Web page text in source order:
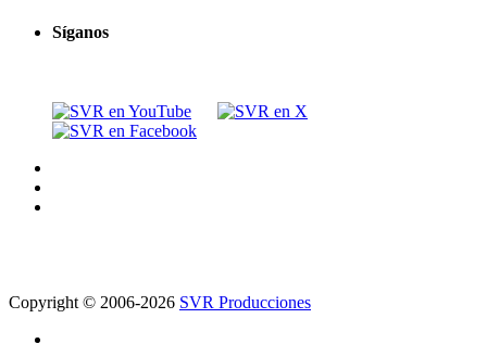
Síganos
Copyright © 2006-2026 SVR Producciones